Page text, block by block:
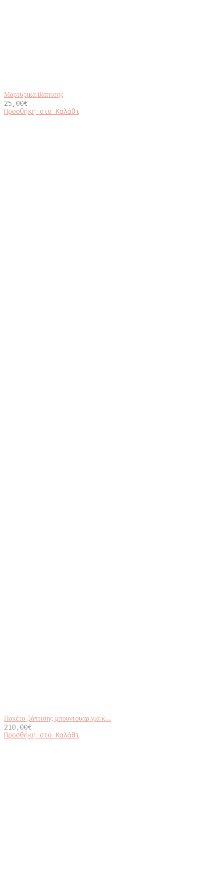
Μαρτυρικά βάπτισης
25,00€
Προσθήκη στο Καλάθι
Πακέτο βάπτισης μπουντουάρ για κ...
210,00€
Προσθήκη στο Καλάθι